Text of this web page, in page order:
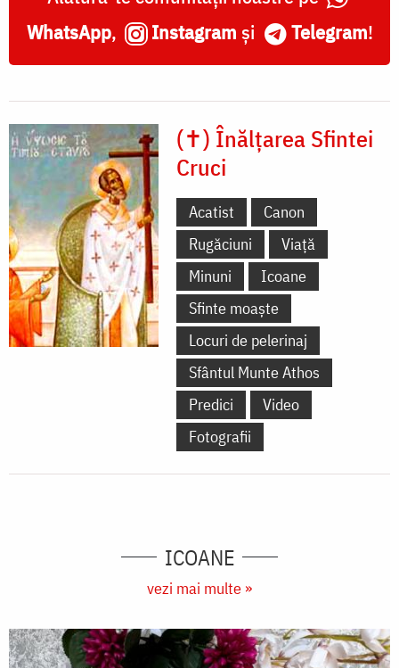
WhatsApp, Instagram și Telegram!
(✝) Înălțarea Sfintei
Cruci
Acatist
Canon
Rugăciuni
Viață
Minuni
Icoane
Sfinte moaște
Locuri de pelerinaj
Sfântul Munte Athos
Predici
Video
Fotografii
ICOANE
vezi mai multe »